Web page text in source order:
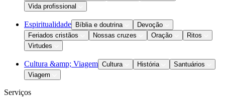
Vida profissional
Espiritualidade Bíblia e doutrina
Devoção
Feriados cristãos
Nossas cruzes Oração
Ritos
Virtudes
Cultura &amp; Viagem Cultura História
Santuários
Viagem
Serviços